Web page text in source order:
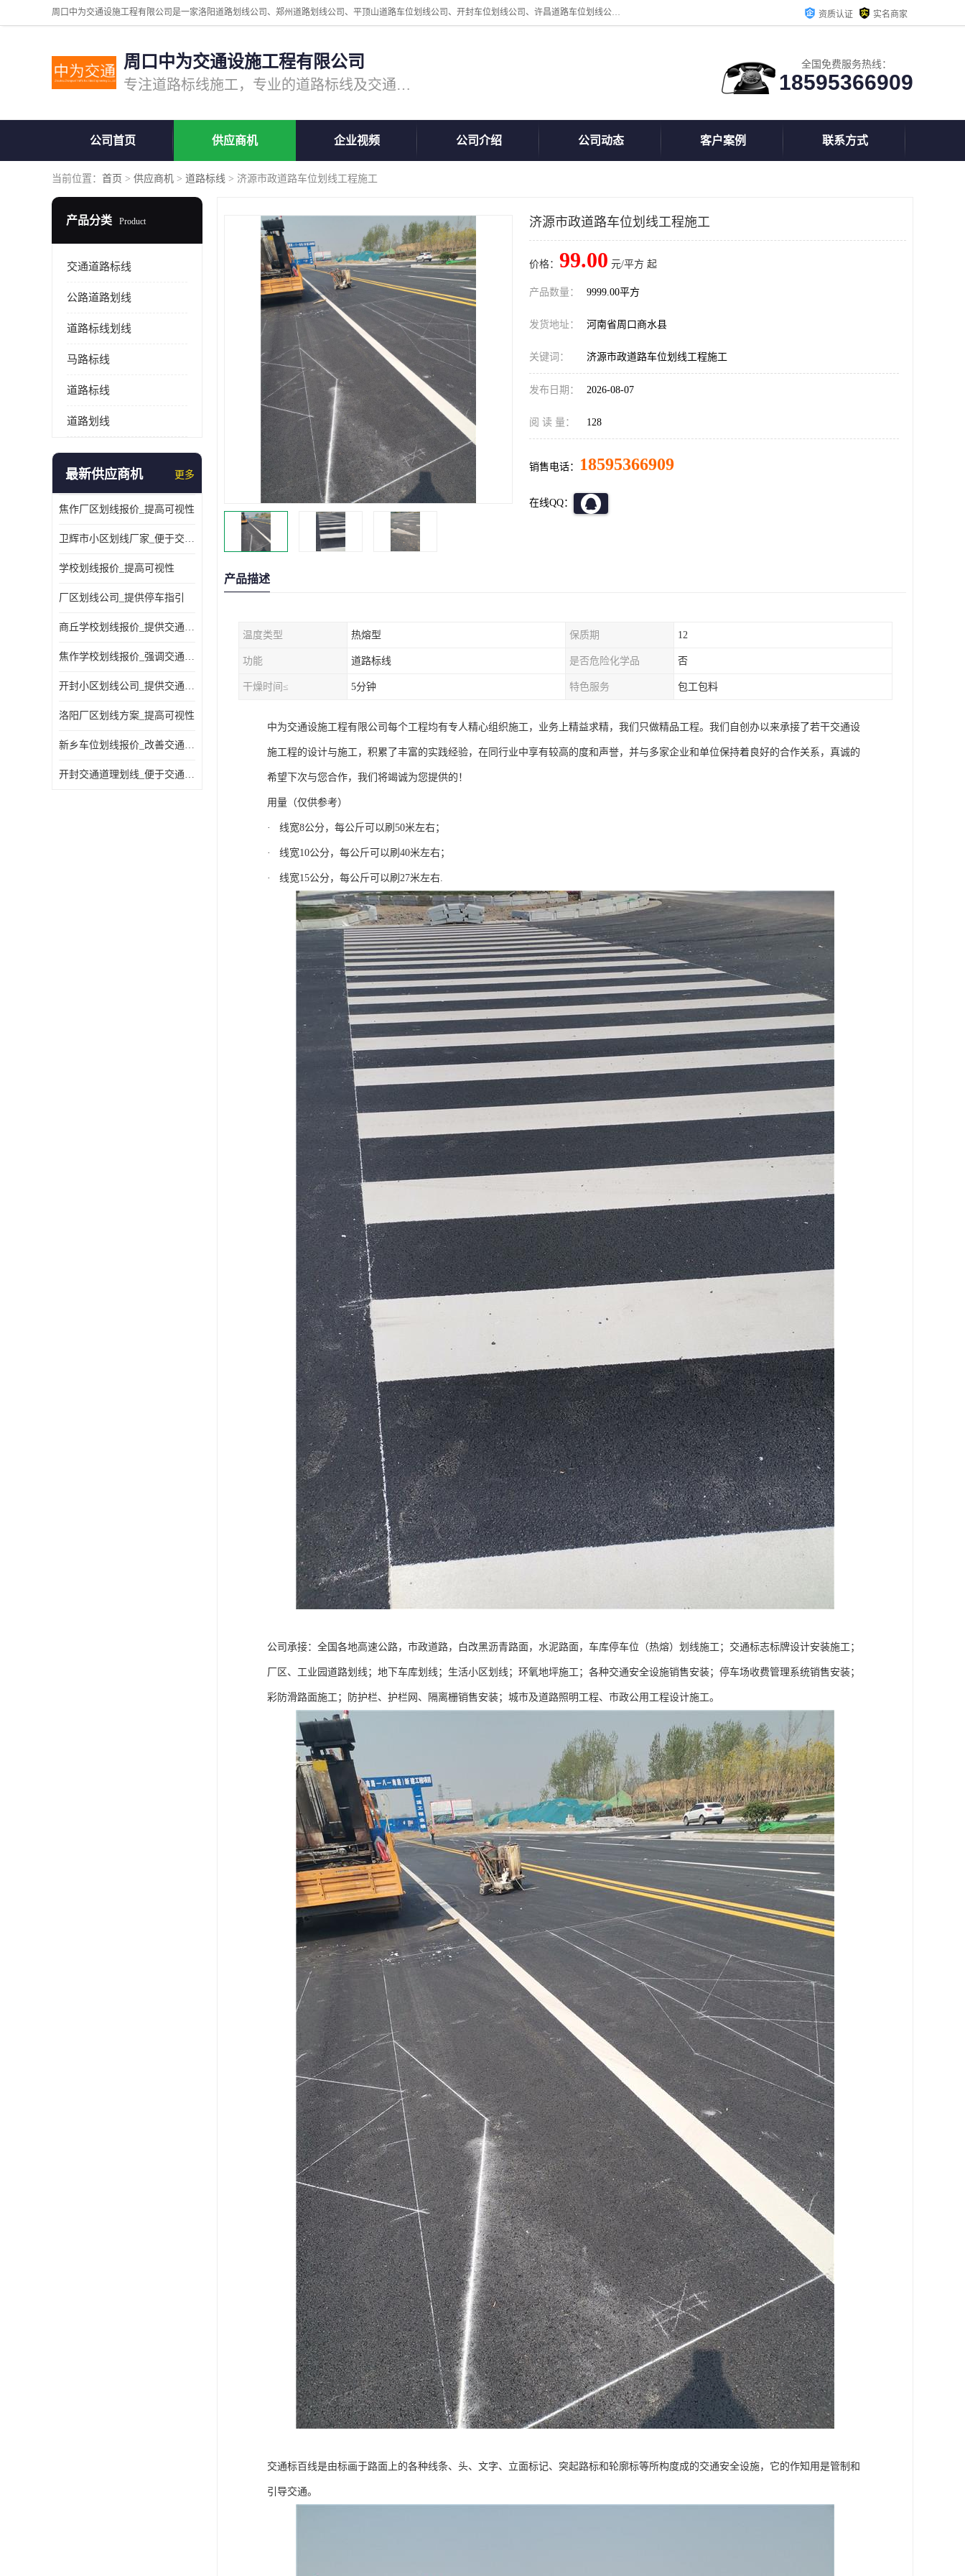
周口中为交通设施工程有限公司是一家洛阳道路划线公司、郑州道路划线公司、平顶山道路车位划线公司、开封车位划线公司、许昌道路车位划线公司、漯河道路车位划线公司，公司始终坚持“诚信、匠心、专注”的宗旨；我们的经营理念是：的服务。 资质认证 实名商家
周口中为交通设施工程有限公司
专注道路标线施工，专业的道路标线及交通设施施工服务商!
全国免费服务热线：
18595366909
公司首页 供应商机 企业视频 公司介绍 公司动态 客户案例 联系方式
当前位置： 首页 > 供应商机 > 道路标线 > 济源市政道路车位划线工程施工
产品分类 Product
交通道路标线
公路道路划线
道路标线划线
马路标线
道路标线
道路划线
最新供应商机 更多
焦作厂区划线报价_提高可视性
卫辉市小区划线厂家_便于交通管理
学校划线报价_提高可视性
厂区划线公司_提供停车指引
商丘学校划线报价_提供交通信息
焦作学校划线报价_强调交通规则
开封小区划线公司_提供交通信息
洛阳厂区划线方案_提高可视性
新乡车位划线报价_改善交通效率
开封交通道理划线_便于交通管理
济源市政道路车位划线工程施工
价格： 99.00 元/平方 起
产品数量： 9999.00平方
发货地址： 河南省周口商水县
关键词： 济源市政道路车位划线工程施工
发布日期： 2026-08-07
阅 读 量： 128
销售电话： 18595366909
在线QQ：
产品描述
温度类型 热熔型 保质期 12
功能 道路标线 是否危险化学品 否
干燥时间≤ 5分钟 特色服务 包工包料
中为交通设施工程有限公司每个工程均有专人精心组织施工，业务上精益求精，我们只做精品工程。我们自创办以来承接了若干交通设
施工程的设计与施工，积累了丰富的实践经验，在同行业中享有较高的度和声誉，并与多家企业和单位保持着良好的合作关系，真诚的
希望下次与您合作，我们将竭诚为您提供的！
用量（仅供参考）
· 线宽8公分，每公斤可以刷50米左右；
· 线宽10公分，每公斤可以刷40米左右；
· 线宽15公分，每公斤可以刷27米左右.
公司承接：全国各地高速公路，市政道路，白改黑沥青路面，水泥路面，车库停车位（热熔）划线施工；交通标志标牌设计安装施工；
厂区、工业园道路划线；地下车库划线；生活小区划线；环氧地坪施工；各种交通安全设施销售安装；停车场收费管理系统销售安装；
彩防滑路面施工；防护栏、护栏网、隔离栅销售安装；城市及道路照明工程、市政公用工程设计施工。
交通标百线是由标画于路面上的各种线条、头、文字、立面标记、突起路标和轮廓标等所构度成的交通安全设施，它的作知用是管制和
引导交通。